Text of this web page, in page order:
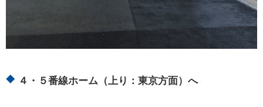
４・５番線ホーム（上り：東京方面）へ